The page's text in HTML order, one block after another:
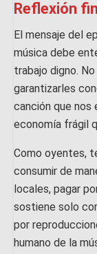
Reflexión
El mensaje del
música debe
trabajo digno.
garantizarles
canción que nos
economía frágil
Como oyentes,
consumir de
locales, pagar
sostiene solo
por
humano de la